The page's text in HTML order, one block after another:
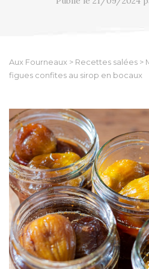
Aux Fourneaux > Recettes salées >
figues confites au sirop en bocaux